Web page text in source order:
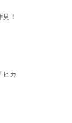
！
ヒカ